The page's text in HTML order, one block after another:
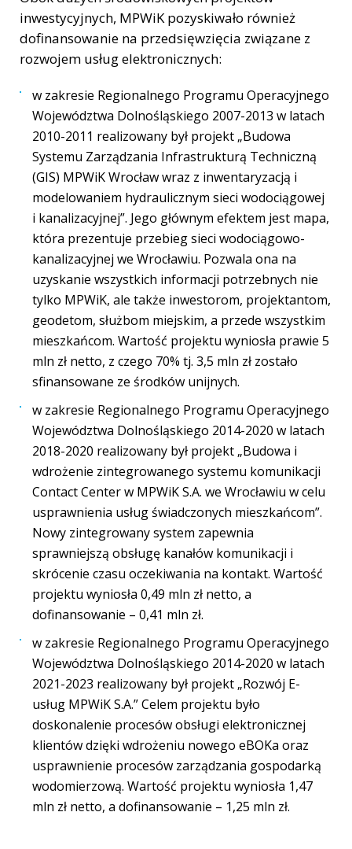
inwestycyjnych, MPWiK pozyskiwało również
dofinansowanie na przedsięwzięcia związane z
rozwojem usług elektronicznych:
w zakresie Regionalnego Programu Operacyjnego
Województwa Dolnośląskiego 2007-2013 w latach
2010-2011 realizowany był projekt „Budowa
Systemu Zarządzania Infrastrukturą Techniczną
(GIS) MPWiK Wrocław wraz z inwentaryzacją i
modelowaniem hydraulicznym sieci wodociągowej
i kanalizacyjnej”. Jego głównym efektem jest mapa,
która prezentuje przebieg sieci wodociągowo-
kanalizacyjnej we Wrocławiu. Pozwala ona na
uzyskanie wszystkich informacji potrzebnych nie
tylko MPWiK, ale także inwestorom, projektantom,
geodetom, służbom miejskim, a przede wszystkim
mieszkańcom. Wartość projektu wyniosła prawie 5
mln zł netto, z czego 70% tj. 3,5 mln zł zostało
sfinansowane ze środków unijnych.
w zakresie Regionalnego Programu Operacyjnego
Województwa Dolnośląskiego 2014-2020 w latach
2018-2020 realizowany był projekt „Budowa i
wdrożenie zintegrowanego systemu komunikacji
Contact Center w MPWiK S.A. we Wrocławiu w celu
usprawnienia usług świadczonych mieszkańcom”.
Nowy zintegrowany system zapewnia
sprawniejszą obsługę kanałów komunikacji i
skrócenie czasu oczekiwania na kontakt. Wartość
projektu wyniosła 0,49 mln zł netto, a
dofinansowanie – 0,41 mln zł.
w zakresie Regionalnego Programu Operacyjnego
Województwa Dolnośląskiego 2014-2020 w latach
2021-2023 realizowany był projekt „Rozwój E-
usług MPWiK S.A.” Celem projektu było
doskonalenie procesów obsługi elektronicznej
klientów dzięki wdrożeniu nowego eBOKa oraz
usprawnienie procesów zarządzania gospodarką
wodomierzową. Wartość projektu wyniosła 1,47
mln zł netto, a dofinansowanie – 1,25 mln zł.